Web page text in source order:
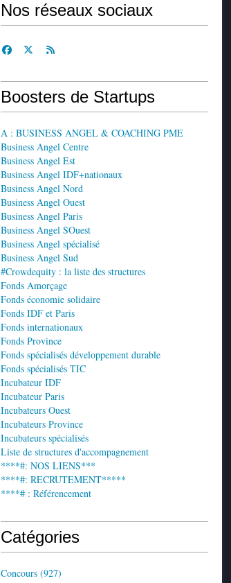
Nos réseaux sociaux
Boosters de Startups
A : BUSINESS ANGEL & COACHING PME
Business Angel Centre
Business Angel Est
Business Angel IDF+nationaux
Business Angel Nord
Business Angel Ouest
Business Angel Paris
Business Angel SOuest
Business Angel spécialisé
Business Angel Sud
#Crowdequity : la liste des structures
Fonds Amorçage
Fonds économie solidaire
Fonds IDF et Paris
Fonds internationaux
Fonds Province
Fonds spécialisés développement durable
Fonds spécialisés TIC
Incubateur IDF
Incubateur Paris
Incubateurs Ouest
Incubateurs Province
Incubateurs spécialisés
Liste de structures d'accompagnement
****#: NOS LIENS***
****#: RECRUTEMENT*****
****# : Référencement
Catégories
Concours (927)